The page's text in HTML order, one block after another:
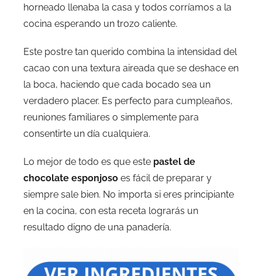
horneado llenaba la casa y todos corríamos a la
cocina esperando un trozo caliente.
Este postre tan querido combina la intensidad del
cacao con una textura aireada que se deshace en
la boca, haciendo que cada bocado sea un
verdadero placer. Es perfecto para cumpleaños,
reuniones familiares o simplemente para
consentirte un día cualquiera.
Lo mejor de todo es que este pastel de
chocolate esponjoso es fácil de preparar y
siempre sale bien. No importa si eres principiante
en la cocina, con esta receta lograrás un
resultado digno de una panadería.